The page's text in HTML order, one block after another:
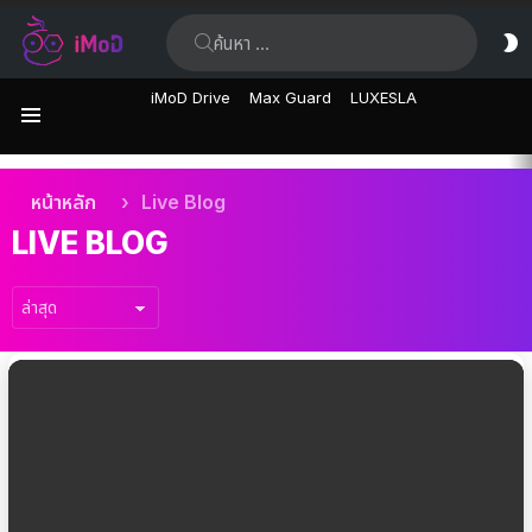
iMoD Drive Max Guard LUXESLA
เรื่อง
ล่าสุด
คุณอยู่ที่นี่:
หน้าหลัก Live Blog
LIVE BLOG
เรื่อง